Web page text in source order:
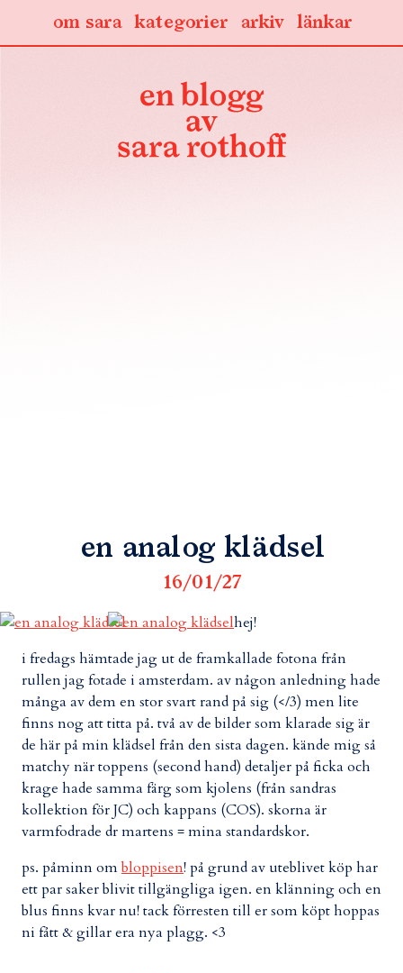
länkar
arkiv
kategorier
om sara
en analog klädsel
16/01/27
hej!
i fredags hämtade jag ut de framkallade fotona från
rullen jag fotade i amsterdam. av någon anledning hade
många av dem en stor svart rand på sig (</3) men lite
finns nog att titta på. två av de bilder som klarade sig är
de här på min klädsel från den sista dagen. kände mig så
matchy när toppens (second hand) detaljer på ficka och
krage hade samma färg som kjolens (från sandras
kollektion för JC) och kappans (COS). skorna är
varmfodrade dr martens = mina standardskor.
ps. påminn ombloppisen! på grund av uteblivet köp har
ett par saker blivit tillgängliga igen. en klänning och en
blus finns kvar nu! tack förresten till er som köpt hoppas
ni fått & gillar era nya plagg. <3